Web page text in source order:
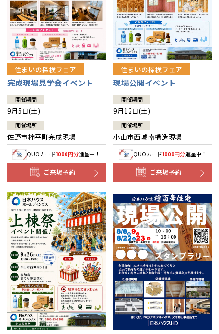
住まいの探検フェア
完成現場見学会イベント
開催期間
9月5日(土)
開催場所
佐野市柿平町完成現場
QUOカード1000円分進呈中！
ご来場予約
住まいの探検フェア
現場公開イベント
開催期間
9月12日(土)
開催場所
小山市西城南構造現場
QUOカード1000円分進呈中！
ご来場予約